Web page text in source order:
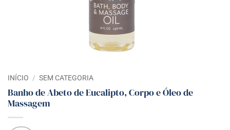
INÍCIO / SEM CATEGORIA
Banho de Abeto de Eucalipto, Corpo e Óleo de
Massagem